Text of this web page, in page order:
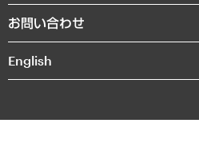
自然資源・農林水産業・食料システム
組織図・本部部室紹介
インドネシア現地法人
個人情報保護方針
お問い合わせ
English